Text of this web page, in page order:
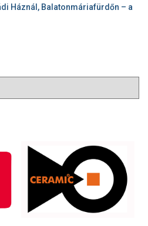
Háznál, Balatonmáriafürdőn – a